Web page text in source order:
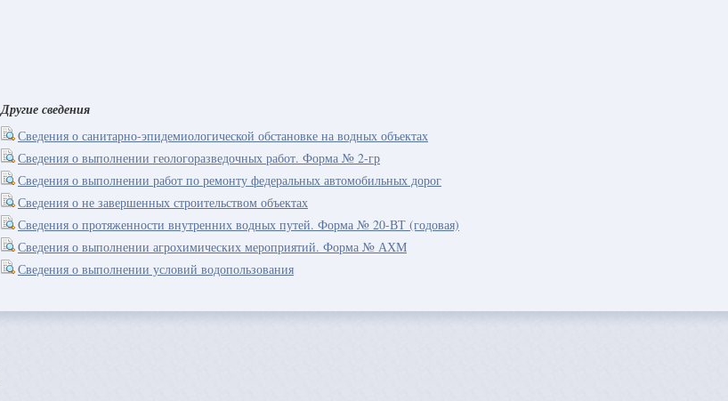
Другие сведения
Сведения о санитарно-эпидемиологической обстановке на водных объектах
Сведения о выполнении геологоразведочных работ. Форма № 2-гр
Сведения о выполнении работ по ремонту федеральных автомобильных дорог
Сведения о не завершенных строительством объектах
Сведения о протяженности внутренних водных путей. Форма № 20-ВТ (годовая)
Сведения о выполнении агрохимических мероприятий. Форма № АХМ
Сведения о выполнении условий водопользования